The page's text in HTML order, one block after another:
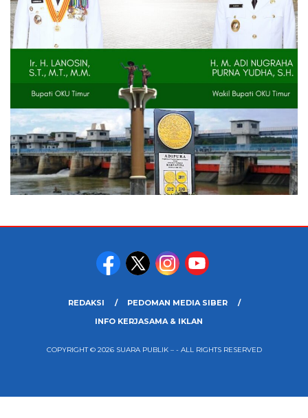
REDAKSI
PEDOMAN MEDIA SIBER
INFO KERJASAMA & IKLAN
COPYRIGHT © 2026 SUARA PUBLIK – - ALL RIGHTS RESERVED